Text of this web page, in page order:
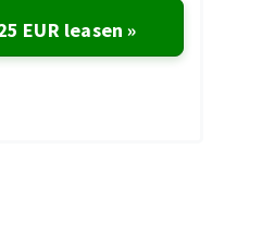
EUR leasen »